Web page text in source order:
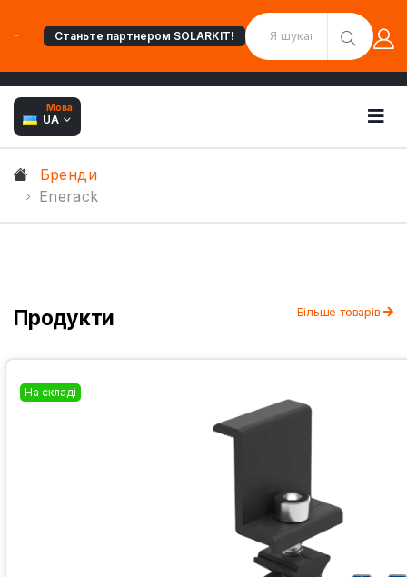
Станьте партнером SOLARKIT!
Мова:
UA
Бренди
Enerack
Продукти Більше товарів
На складі